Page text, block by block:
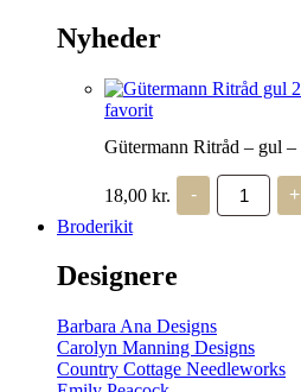
Nyheder
favorit
Gütermann Ritråd – gul –
18,00 kr. -
Gütermann
Ritråd
-
+
Broderikit
Designere
Barbara Ana Designs
Carolyn Manning Designs
Country Cottage Needleworks